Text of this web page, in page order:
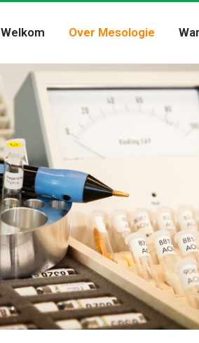
Welkom Over Mesologie